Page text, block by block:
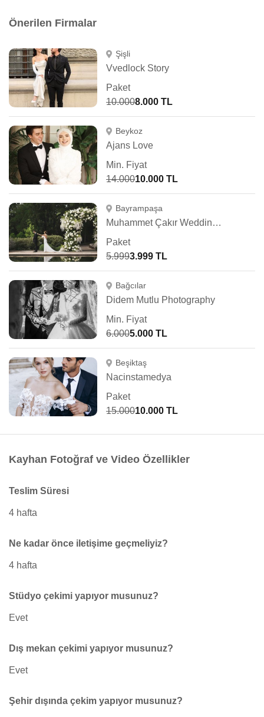
Önerilen Firmalar
Şişli
Vvedlock Story
Paket
10.0008.000 TL
Beykoz
Ajans Love
Min. Fiyat
14.00010.000 TL
Bayrampaşa
Muhammet Çakır Wedding Photography
Paket
5.9993.999 TL
Bağcılar
Didem Mutlu Photography
Min. Fiyat
6.0005.000 TL
Beşiktaş
Nacinstamedya
Paket
15.00010.000 TL
Kayhan Fotoğraf ve Video Özellikler
Teslim Süresi
4 hafta
Ne kadar önce iletişime geçmeliyiz?
4 hafta
Stüdyo çekimi yapıyor musunuz?
Evet
Dış mekan çekimi yapıyor musunuz?
Evet
Şehir dışında çekim yapıyor musunuz?